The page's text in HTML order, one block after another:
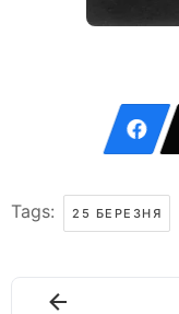
Tags: 25 БЕРЕЗНЯ